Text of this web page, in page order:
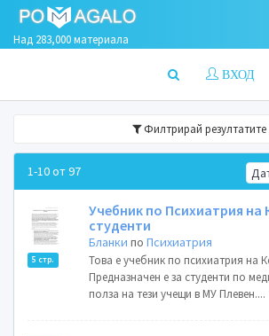
Над 283,000 материала
ВХОД
Филтрирай резултатите
1-10 от 97
5 стр.
Учебник по Психиатрия на
студенти
Бланки поПсихиатрия
Това е учебник по психиатрия на
Предназначен е за студенти по
полза на тези учещи в МУ Плевен....